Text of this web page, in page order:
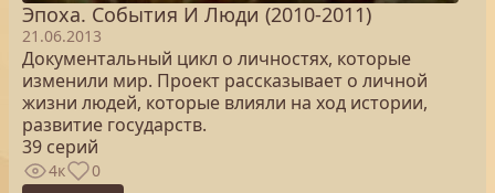
Эпоха. Cобытия И Люди (2010-2011)
21.06.2013
Документальный цикл о личностях, которые
изменили мир. Проект рассказывает о личной
жизни людей, которые влияли на ход истории,
развитие государств.
39 серий
4к 0